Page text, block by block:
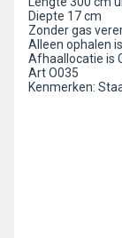
Diepte 17 cm
Zonder gas
Alleen ophalen
Afhaallocatie is
Art O035
Kenmerken: